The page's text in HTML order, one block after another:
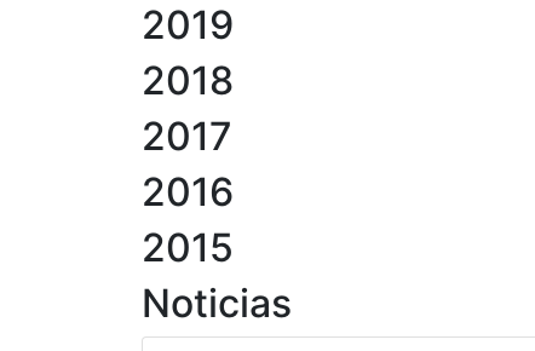
2019
2018
2017
2016
2015
Noticias